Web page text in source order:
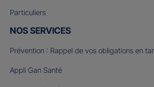
Particuliers
NOS SERVICES
Prévention : Rappel de vos obligations en
Appli Gan Santé